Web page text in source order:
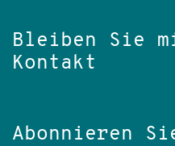
Bleiben Sie
Kontakt
Abonnieren